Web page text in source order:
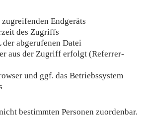
zugreifenden Endgeräts
des Zugriffs
der abgerufenen Datei
aus der Zugriff erfolgt (Referrer-
und ggf. das Betriebssystem
bestimmten Personen zuordenbar.